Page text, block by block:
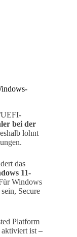
UEFI-
bei der
lohnt
das
11-
Windows
Secure
Platform
ist –